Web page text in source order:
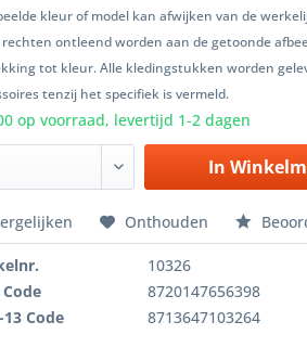
kleur of model kan afwijken van de
ontleend worden aan de getoonde
tot kleur. Alle kledingstukken worden
tenzij het specifiek is vermeld.
op voorraad, levertijd 1-2 dagen
In
Onthouden
10326
Code
8720147656398
13 Code
8713647103264